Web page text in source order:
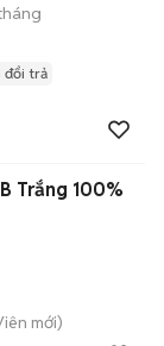
đổi trả
Trắng 100%
mới)